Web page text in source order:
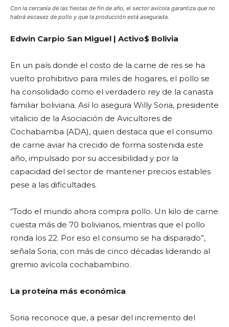
Con la cercanía de las fiestas de fin de año, el sector avícola garantiza que no
habrá escasez de pollo y que la producción está asegurada.
Edwin Carpio San Miguel | Activo$ Bolivia
En un país donde el costo de la carne de res se ha
vuelto prohibitivo para miles de hogares, el pollo se
ha consolidado como el verdadero rey de la canasta
familiar boliviana. Así lo asegura Willy Soria, presidente
vitalicio de la Asociación de Avicultores de
Cochabamba (ADA), quien destaca que el consumo
de carne aviar ha crecido de forma sostenida este
año, impulsado por su accesibilidad y por la
capacidad del sector de mantener precios estables
pese a las dificultades.
“Todo el mundo ahora compra pollo. Un kilo de carne
cuesta más de 70 bolivianos, mientras que el pollo
ronda los 22. Por eso el consumo se ha disparado”,
señala Soria, con más de cinco décadas liderando al
gremio avícola cochabambino.
La proteína más económica
Soria reconoce que, a pesar del incremento del